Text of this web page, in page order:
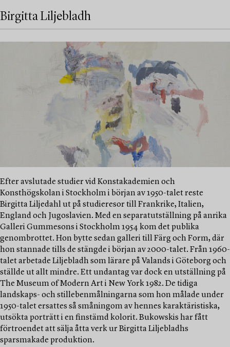
Birgitta Liljebladh
Efter avslutade studier vid Konstakademien och
Konsthögskolan i Stockholm i början av 1950-talet reste
Birgitta Liljedahl ut på studieresor till Frankrike, Italien,
England och Jugoslavien. Med en separatutställning på anrika
Galleri Gummesons i Stockholm 1954 kom det publika
genombrottet. Hon bytte sedan galleri till Färg och Form, där
hon stannade tills de stängde i början av 2000-talet. Från 1960-
talet arbetade Liljebladh som lärare på Valands i Göteborg och
ställde ut allt mindre. Ett undantag var dock en utställning på
The Museum of Modern Art i New York 1982. De tidiga
landskaps- och stillebenmålningarna som hon målade under
1950-talet ersattes så småningom av hennes karaktäristiska,
utsökta porträtt i en finstämd kolorit. Bukowskis har fått
förtroendet att sälja åtta verk ur Birgitta Liljebladhs
sparsmakade produktion.